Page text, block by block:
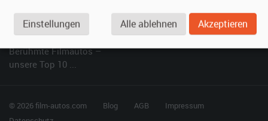
SPECIAL
Berühmte Filmautos –
unsere Top 10 ...
© 2026 film-autos.com Blog AGB
Impressum
Einstellungen Alle ablehnen Akzeptieren